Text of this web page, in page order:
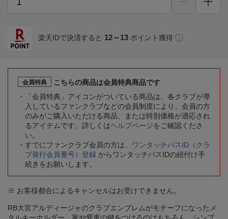
楽天IDで決済すると 12～13 ポイント獲得
会員特典
こちらの商品は会員特典商品です
「会員特典」アイコンがついている商品は、各クラブが導
入しているファンクラブなどの会員制度により、会員の方
のみがご購入いただける商品、または特別価格が適応され
るアイテムです。詳しくはヘルプページをご確認くださ
い。
すでにファンクラブ会員の方は、
ワンタッチパスID（クラ
ブ発行会員番号）登録 からワンタッチパスIDの紐付け手
続きをお願いします。
※ お客様都合によるキャンセルはお受けできません。
RB大宮アルディージャのクラブエンブレムがモチーフになったメ